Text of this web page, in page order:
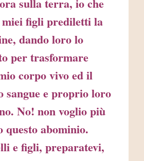
sulla terra, io che
figli prediletti la
dando loro lo
per trasformare
corpo vivo ed il
sangue e proprio loro
No! non voglio più
questo abominio.
e figli, preparatevi,